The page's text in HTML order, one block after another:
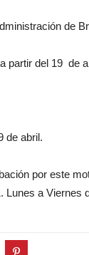
de
partir del 19 de
de abril.
por este
Lunes a Viernes